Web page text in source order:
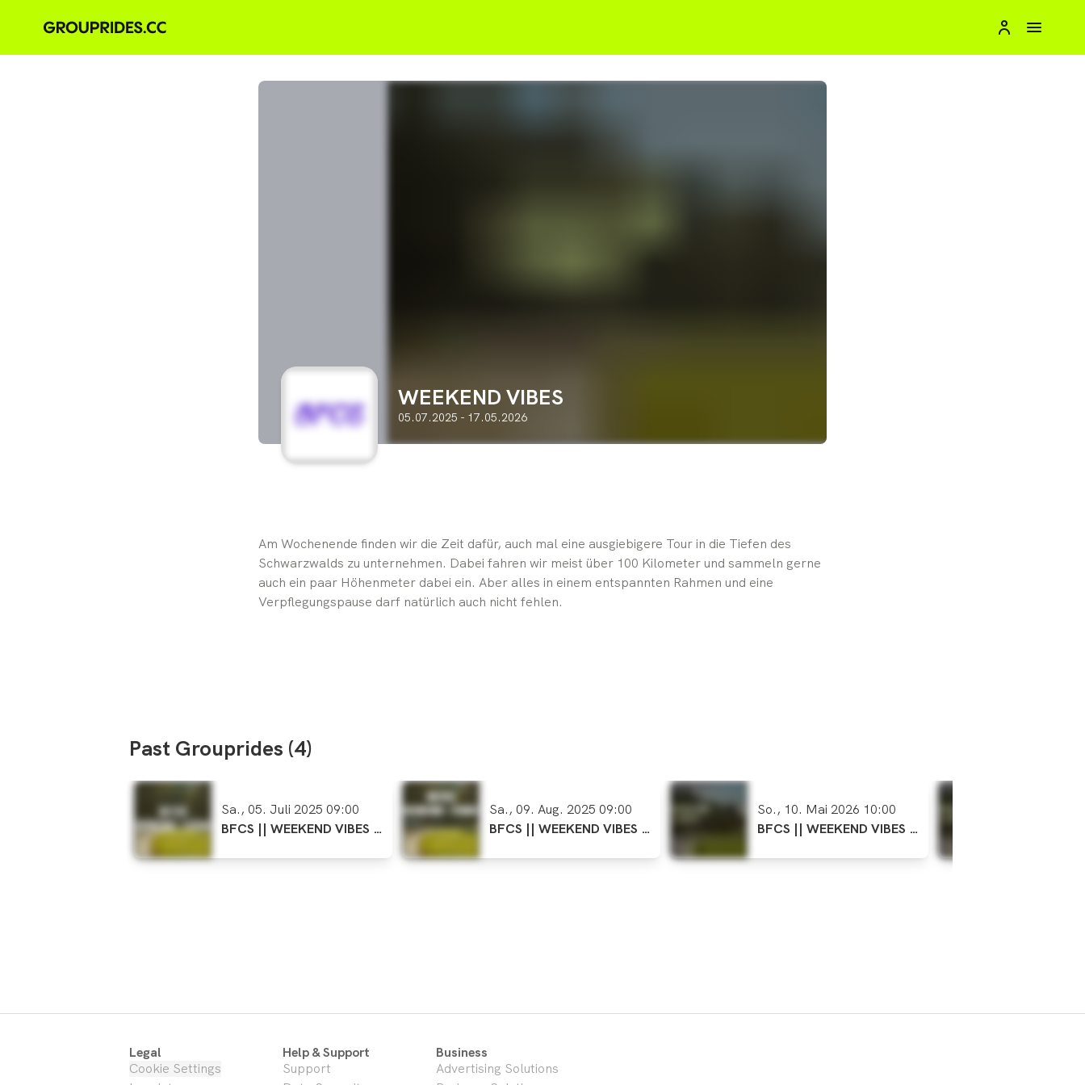
WEEKEND VIBES
05.07.2025 - 17.05.2026
Am Wochenende finden wir die Zeit dafür, auch mal eine ausgiebigere Tour in die Tiefen des
Schwarzwalds zu unternehmen. Dabei fahren wir meist über 100 Kilometer und sammeln gerne
auch ein paar Höhenmeter dabei ein. Aber alles in einem entspannten Rahmen und eine
Verpflegungspause darf natürlich auch nicht fehlen.
Past Grouprides (4)
Sa., 05. Juli 2025 09:00
BFCS || WEEKEND VIBES ||
Sa., 09. Aug. 2025 09:00
BFCS || WEEKEND VIBES ||
So., 10. Mai 2026 10:00
BFCS || WEEKEND VIBES ||
Legal
Cookie Settings
Help & Support
Support
Business
Advertising Solutions